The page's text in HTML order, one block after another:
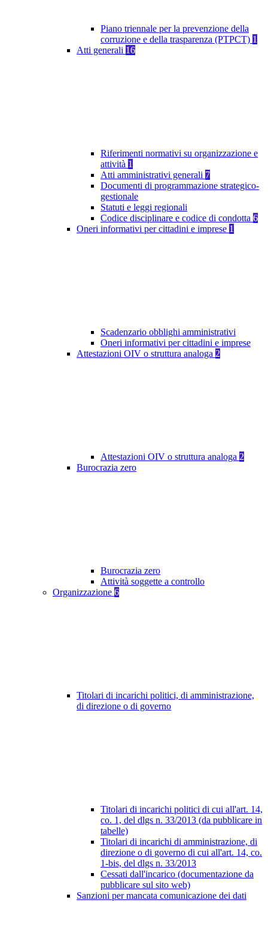
Piano triennale per la prevenzione della
corruzione e della trasparenza (PTPCT) 1
Atti generali 16
Riferimenti normativi su organizzazione e
attività 1
Atti amministrativi generali 7
Documenti di programmazione strategico-
gestionale
Statuti e leggi regionali
Codice disciplinare e codice di condotta 6
Oneri informativi per cittadini e imprese 1
Scadenzario obblighi amministrativi
Oneri informativi per cittadini e imprese
Attestazioni OIV o struttura analoga 2
Attestazioni OIV o struttura analoga 2
Burocrazia zero
Burocrazia zero
Attività soggette a controllo
Organizzazione 6
Titolari di incarichi politici, di amministrazione,
di direzione o di governo
Titolari di incarichi politici di cui all'art. 14,
co. 1, del dlgs n. 33/2013 (da pubblicare in
tabelle)
Titolari di incarichi di amministrazione, di
direzione o di governo di cui all'art. 14, co.
1-bis, del dlgs n. 33/2013
Cessati dall'incarico (documentazione da
pubblicare sul sito web)
Sanzioni per mancata comunicazione dei dati